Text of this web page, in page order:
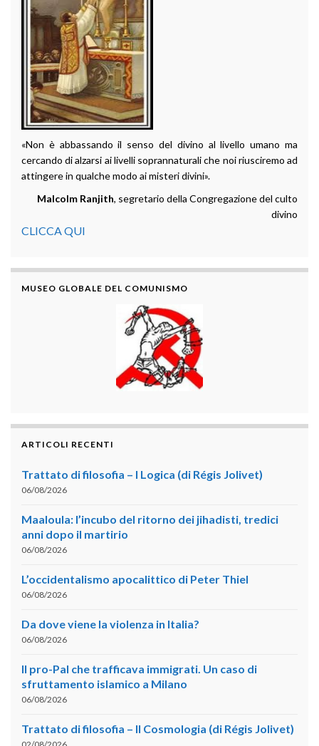
«Non è abbassando il senso del divino al livello umano ma
cercando di alzarsi ai livelli soprannaturali che noi riusciremo ad
attingere in qualche modo ai misteri divini».
Malcolm Ranjith, segretario della Congregazione del culto
divino
CLICCA QUI
MUSEO GLOBALE DEL COMUNISMO
ARTICOLI RECENTI
Trattato di filosofia – I Logica (di Régis Jolivet)
06/08/2026
Maaloula: l’incubo del ritorno dei jihadisti, tredici
anni dopo il martirio
06/08/2026
L’occidentalismo apocalittico di Peter Thiel
06/08/2026
Da dove viene la violenza in Italia?
06/08/2026
Il pro-Pal che trafficava immigrati. Un caso di
sfruttamento islamico a Milano
06/08/2026
Trattato di filosofia – II Cosmologia (di Régis Jolivet)